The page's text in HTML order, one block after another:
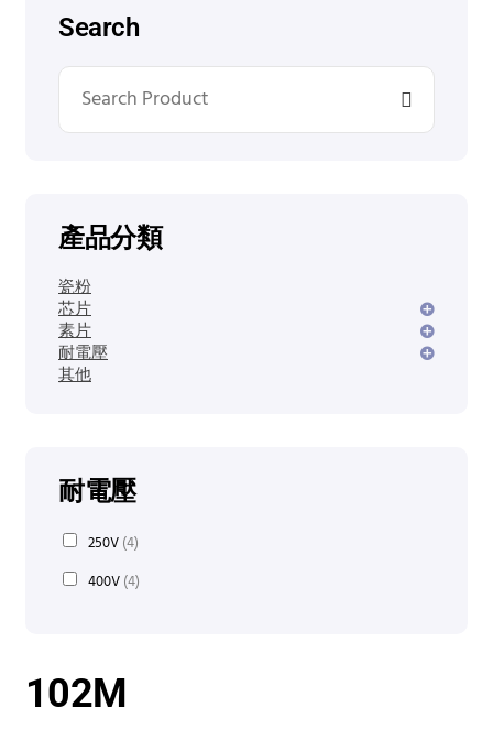
102M
Search
產品分類
瓷粉
芯片
素片
耐電壓
其他
耐電壓
250V(4)
400V(4)